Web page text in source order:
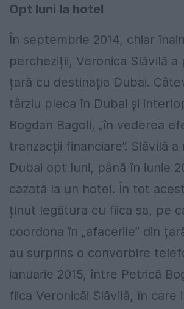
Opt luni la hotel
În septembrie 2014, chiar
percheziții, Veronica Slăvilă a
țară cu destinația Dubai.
târziu pleca în Dubai și
Bogdan Bagoli, „în vederea
tranzacții financiare”. Slăvilă a
Dubai opt luni, până în iunie
cazată la un hotel. În tot
ținut legătura cu fiica sa, pe
coordona în „afacerile” din
au surprins o convorbire
ianuarie 2015, între Petrică
fiica Veronicăi Slăvilă, în care